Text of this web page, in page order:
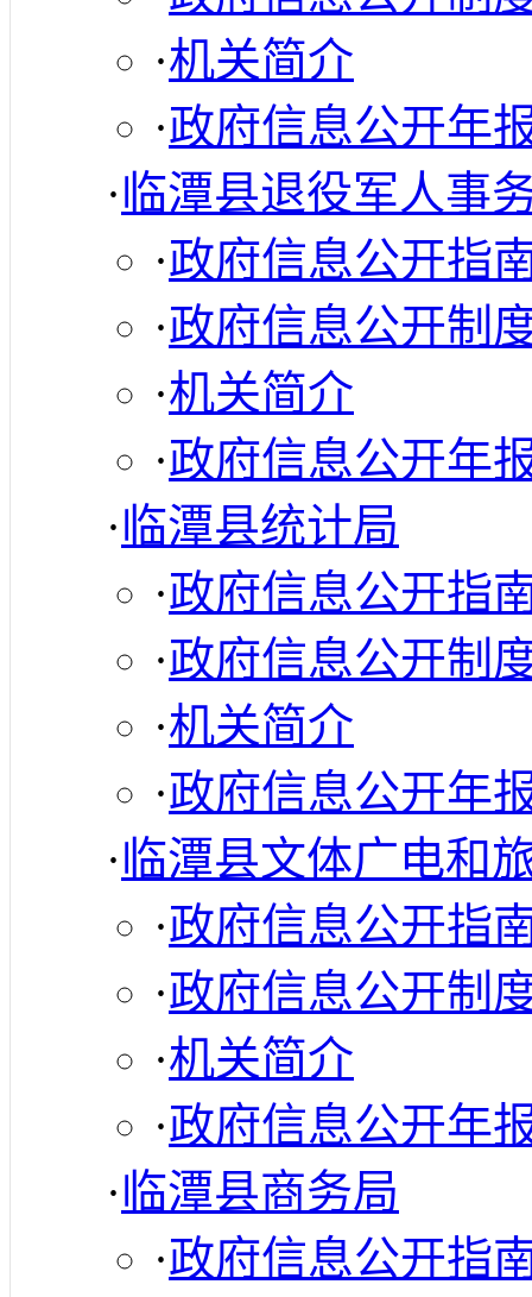
·机关简介
·政府信息公开年
·临潭县退役军人事
·政府信息公开指
·政府信息公开制
·机关简介
·政府信息公开年
·临潭县统计局
·政府信息公开指
·政府信息公开制
·机关简介
·政府信息公开年
·临潭县文体广电和
·政府信息公开指
·政府信息公开制
·机关简介
·政府信息公开年
·临潭县商务局
·政府信息公开指